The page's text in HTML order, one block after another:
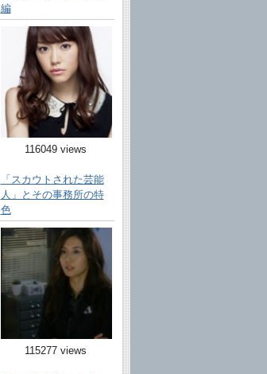
編
116049 views
「スカウトされた芸能
人」とその事務所の特
色
115277 views